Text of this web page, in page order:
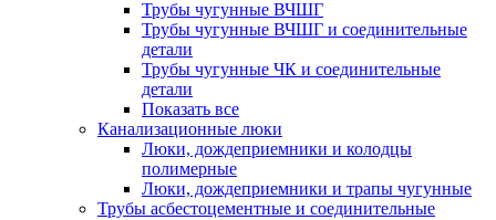
Трубы чугунные ВЧШГ
Трубы чугунные ВЧШГ и соединительные
детали
Трубы чугунные ЧК и соединительные
детали
Показать все
Канализационные люки
Люки, дождеприемники и колодцы
полимерные
Люки, дождеприемники и трапы чугунные
Трубы асбестоцементные и соединительные